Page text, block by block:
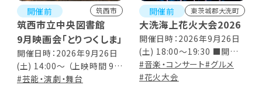
開催前 筑西市
筑西市立中央図書館
9月映画会「とりつくしま」
開催日時：2026年9月26日
(土) 14:00～ （上映時間 90
分）
#芸能・演劇・舞台
開催前 東茨城郡大洗町
大洗海上花火大会2026
開催日時：2026年9月26日
(土) 18:00～19:30 ■開場
12:00／各種コンテンツ開始
13:00／終演 21:00 ※荒天
#音楽・コンサート#グルメ
#花火大会